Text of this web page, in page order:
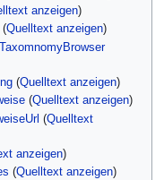
anzeigen)
(Quelltext anzeigen)
(Quelltext anzeigen)
(Quelltext anzeigen)
(Quelltext
anzeigen)
(Quelltext anzeigen)